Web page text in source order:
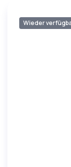
Wieder